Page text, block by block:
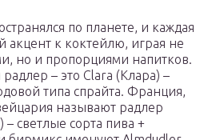
по планете, и каждая
акцент к коктейлю, играя не
но и пропорциями напитков.
– это Clara (Клара) –
типа спрайта. Франция,
называют радлер
светлые сорта пива +